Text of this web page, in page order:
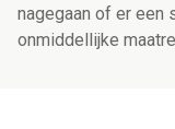
nagegaan of er een
onmiddellijke